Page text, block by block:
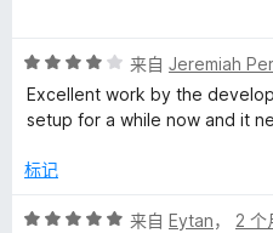
/
5
评
分
4
5
来自 Jeremiah
Excellent work by the
setup for a while now and it
标记
评
来自 Eytan， 2 个